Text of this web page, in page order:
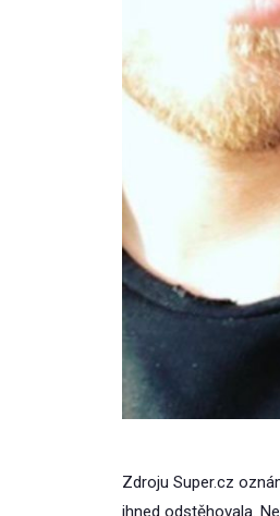
Zdroju Super.cz
ihned odstěhovala.